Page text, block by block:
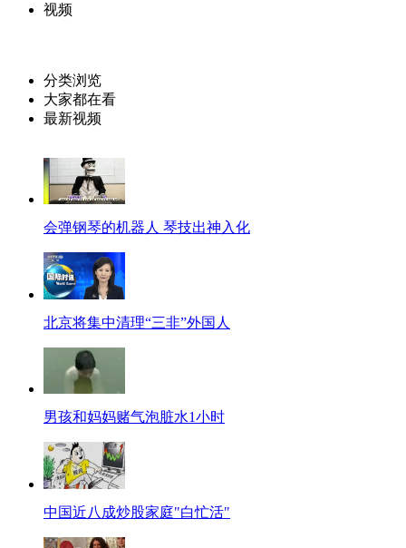
视频
分类浏览
大家都在看
最新视频
会弹钢琴的机器人 琴技出神入化
北京将集中清理“三非”外国人
男孩和妈妈赌气泡脏水1小时
中国近八成炒股家庭"白忙活"